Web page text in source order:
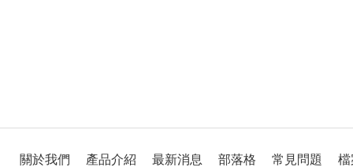
關於我們 產品介紹 最新消息 部落格 常見問題